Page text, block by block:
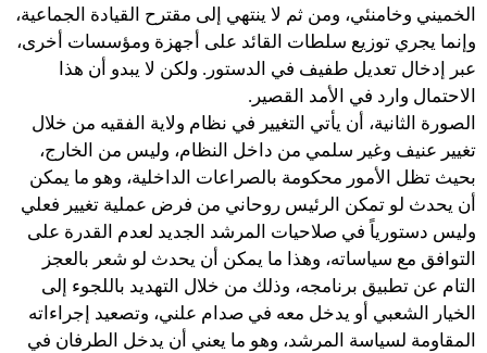
الخميني وخامنئي، ومن ثم لا ينتهي إلى مقترح القيادة الجماعية،
وإنما يجري توزيع سلطات القائد على أجهزة ومؤسسات أخرى،
عبر إدخال تعديل طفيف في الدستور. ولكن لا يبدو أن هذا
الاحتمال وارد في الأمد القصير.
الصورة الثانية، أن يأتي التغيير في نظام ولاية الفقيه من خلال
تغيير عنيف وغير سلمي من داخل النظام، وليس من الخارج،
بحيث تظل الأمور محكومة بالصراعات الداخلية، وهو ما يمكن
أن يحدث لو تمكن الرئيس روحاني من فرض عملية تغيير فعلي
وليس دستورياً في صلاحيات المرشد الجديد لعدم القدرة على
التوافق مع سياساته، وهذا ما يمكن أن يحدث لو شعر بالعجز
التام عن تطبيق برنامجه، وذلك من خلال التهديد باللجوء إلى
الخيار الشعبي أو يدخل معه في صدام علني، وتصعيد إجراءاته
المقاومة لسياسة المرشد، وهو ما يعني أن يدخل الطرفان في